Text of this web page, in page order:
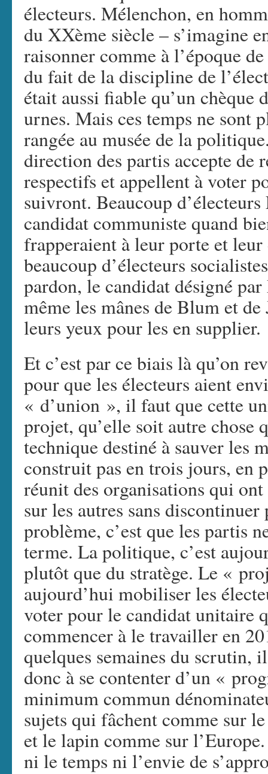
électeurs. Mélenchon, en
du XXème siècle – s’imagine
raisonner comme à l’époque
du fait de la discipline de
était aussi fiable qu’un chèque
urnes. Mais ces temps ne sont
rangée au musée de la
direction des partis accepte de
respectifs et appellent à voter
suivront. Beaucoup
candidat communiste quand
frapperaient à leur porte et
beaucoup d’électeurs
pardon, le candidat désigné
même les mânes de Blum et
leurs yeux pour les en supplier.
Et c’est par ce biais là qu’on
pour que les électeurs aient
« d’union », il faut que cette
projet, qu’elle soit autre chose
technique destiné à sauver les
construit pas en trois jours,
réunit des organisations qui
sur les autres sans discontinuer
problème, c’est que les partis
terme. La politique, c’est
plutôt que du stratège. Le «
aujourd’hui mobiliser les
voter pour le candidat unitaire
commencer à le travailler en
quelques semaines du scrutin,
donc à se contenter d’un «
minimum commun
sujets qui fâchent comme sur
et le lapin comme sur
ni le temps ni l’envie de